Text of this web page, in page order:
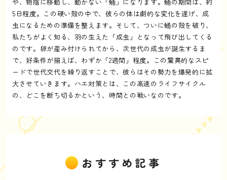
5日程度。この硬い殻の中で、彼らの体は劇的な変化を遂げ、成
虫になるための準備を整えます。そして、ついに蛹の殻を破り、
私たちがよく知る、羽の生えた「成虫」となって飛び出してくる
のです。卵が産み付けられてから、次世代の成虫が誕生するま
で、好条件が揃えば、わずか「2週間」程度。この驚異的なスピ
ードで世代交代を繰り返すことで、彼らはその勢力を爆発的に拡
大させていきます。ハエ対策とは、この高速のライフサイクル
の、どこを断ち切るかという、時間との戦いなのです。
おすすめ記事